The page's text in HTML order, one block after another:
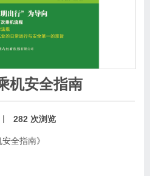
机安全指南
| 282 次浏览
全指南》